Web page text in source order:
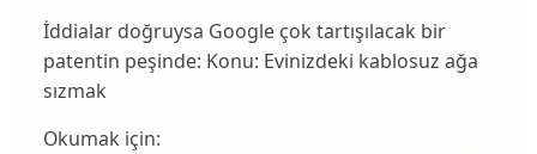
İddialar doğruysa Google çok tartışılacak bir
patentin peşinde: Konu: Evinizdeki kablosuz ağa
sızmak
Okumak için: